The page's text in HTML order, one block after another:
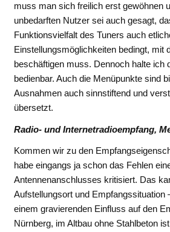
muss man sich freilich erst gewöhnen
unbedarften Nutzer sei auch gesagt,
Funktionsvielfalt des Tuners auch
Einstellungsmöglichkeiten bedingt, mit
beschäftigen muss. Dennoch halte ich
bedienbar. Auch die Menüpunkte sind
Ausnahmen auch sinnstiftend und
übersetzt.
Radio- und Internetradioempfang,
Kommen wir zu den
habe eingangs ja schon das Fehlen
Antennenanschlusses kritisiert. Das
Aufstellungsort und Empfangssituation
einem gravierenden Einfluss auf den
Nürnberg, im Altbau ohne Stahlbeton